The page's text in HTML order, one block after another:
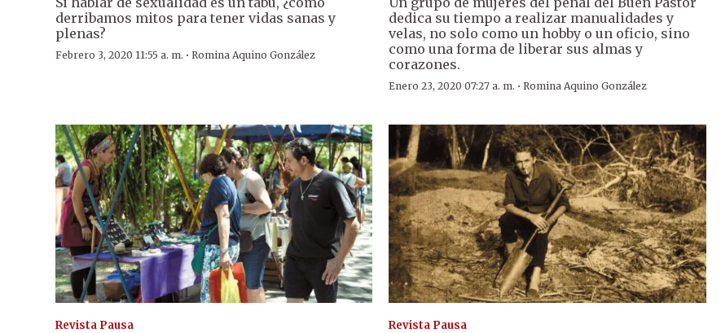
derribamos mitos para tener vidas sanas y
plenas?
Febrero 3, 2020 11:55 a. m. · Romina Aquino González
dedica su tiempo a realizar manualidades y
velas, no solo como un hobby o un oficio, sino
como una forma de liberar sus almas y
corazones.
Enero 23, 2020 07:27 a. m. ·Romina Aquino González
Revista Pausa Revista Pausa